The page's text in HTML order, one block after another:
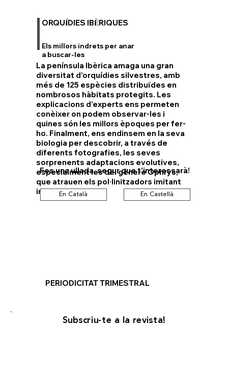
ORQUÍDIES IBÈRIQUES
Els millors indrets per anar
a buscar-les
La península Ibèrica amaga una gran
diversitat d’orquídies silvestres, amb
més de 125 espècies distribuïdes en
nombrosos hàbitats protegits. Les
explicacions d’experts ens permeten
conèixer on podem observar-les i
quines són les millors èpoques per fer-
ho. Finalment, ens endinsem en la seva
biologia per descobrir, a través de
diferents fotografies, les seves
sorprenents adaptacions evolutives,
especialment les del gènere Ophrys,
que atrauen els pol·linitzadors imitant
insectes.
Fes una ullada, segur que t'interessarà!
En Català En Castellà
PERIODICITAT TRIMESTRAL
Subscriu-te a la revista!